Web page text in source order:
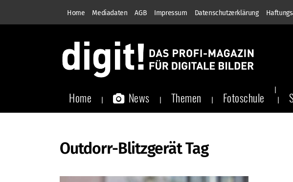
Home Mediadaten AGB Impressum Datenschutzerklärung
Home News Themen Fotoschule
Outdorr-Blitzgerät Tag